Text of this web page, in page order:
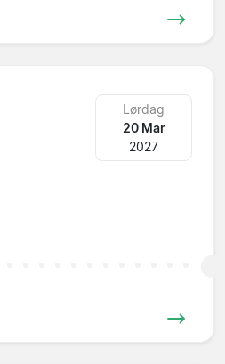
Lørdag
20 Mar
2027